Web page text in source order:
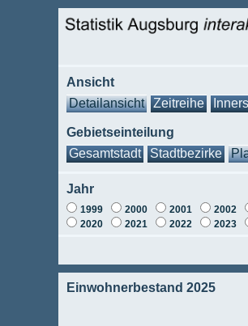
Ansicht
Detailansicht
Zeitreihe
Gebietseinteilung
Gesamtstadt
Stadtbezirke
Jahr
1999 2000 2001 2002
2020
2021 2022 2023
Einwohnerbestand 2025